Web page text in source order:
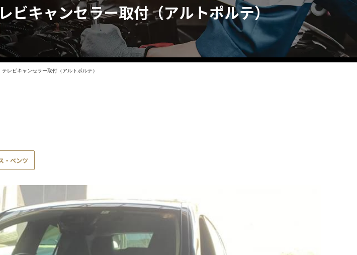
キャンセラー取付（アルトポルテ）
ビキャンセラー取付（アルトポルテ）
・ベンツ